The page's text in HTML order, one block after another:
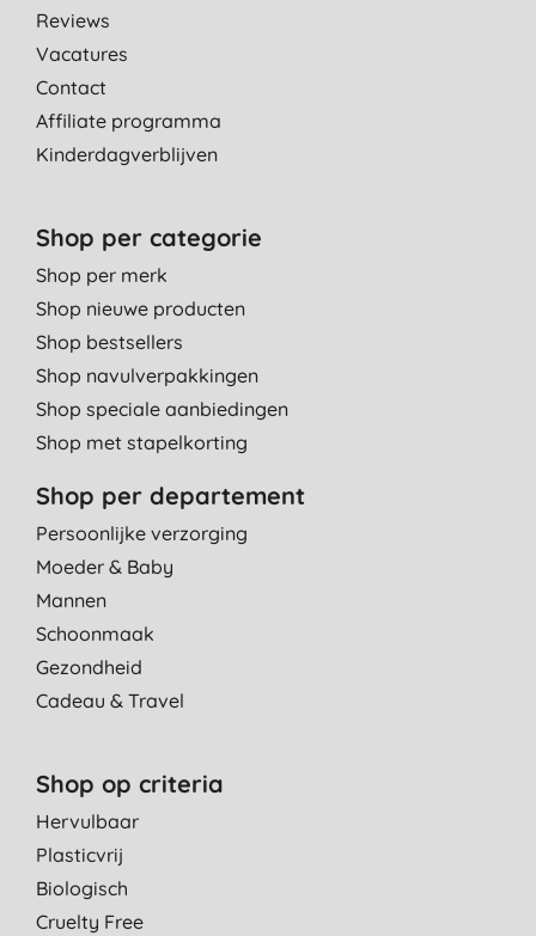
Reviews
Vacatures
Contact
Affiliate programma
Kinderdagverblijven
Shop per categorie
Shop per merk
Shop nieuwe producten
Shop bestsellers
Shop navulverpakkingen
Shop speciale aanbiedingen
Shop met stapelkorting
Shop per departement
Persoonlijke verzorging
Moeder & Baby
Mannen
Schoonmaak
Gezondheid
Cadeau & Travel
Shop op criteria
Hervulbaar
Plasticvrij
Biologisch
Cruelty Free